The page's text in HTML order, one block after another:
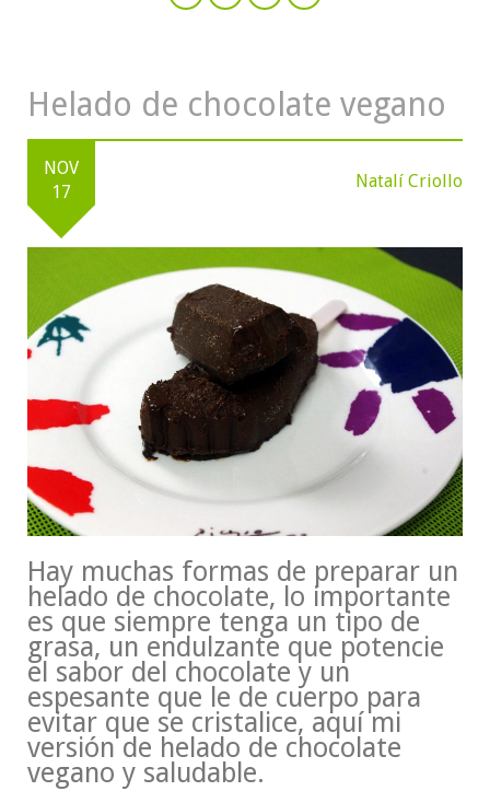
Helado de chocolate vegano
NOV
17
Natalí Criollo
Hay muchas formas de preparar un
helado de chocolate, lo importante
es que siempre tenga un tipo de
grasa, un endulzante que potencie
el sabor del chocolate y un
espesante que le de cuerpo para
evitar que se cristalice, aquí mi
versión de helado de chocolate
vegano y saludable.